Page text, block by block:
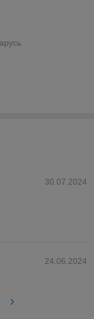
30.07.2024
24.06.2024